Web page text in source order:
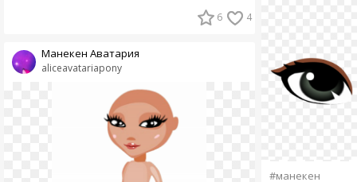
6 4
aliceavatariapony
Манекен Аватария
#манекен